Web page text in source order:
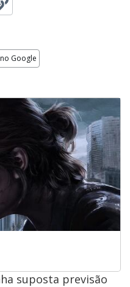
Google
suposta previsão